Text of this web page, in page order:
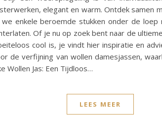
elegant en warm. Ontdek samen
enkele beroemde stukken onder de
Of je nu op zoek bent naar de
cool is, je vindt hier inspiratie en
de verfijning van wollen damesjassen,
Wollen Jas: Een Tijdloos…
LEES MEER